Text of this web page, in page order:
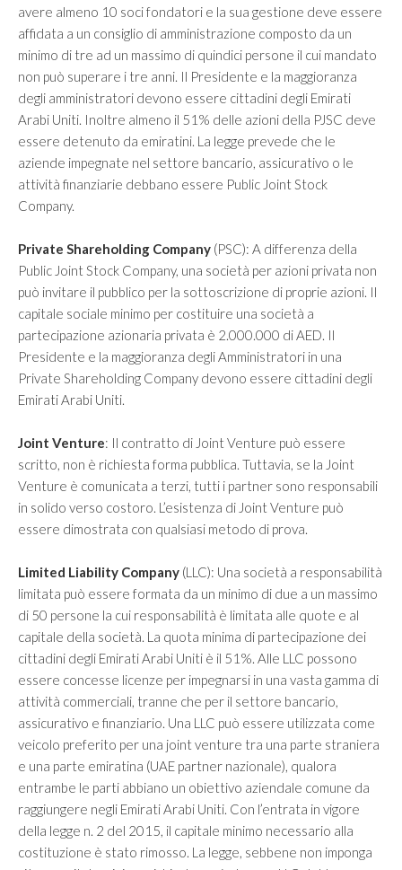
avere almeno 10 soci fondatori e la sua gestione deve essere
affidata a un consiglio di amministrazione composto da un
minimo di tre ad un massimo di quindici persone il cui mandato
non può superare i tre anni. Il Presidente e la maggioranza
degli amministratori devono essere cittadini degli Emirati
Arabi Uniti. Inoltre almeno il 51% delle azioni della PJSC deve
essere detenuto da emiratini. La legge prevede che le
aziende impegnate nel settore bancario, assicurativo o le
attività finanziarie debbano essere Public Joint Stock
Company.
Private Shareholding Company (PSC): A differenza della
Public Joint Stock Company, una società per azioni privata non
può invitare il pubblico per la sottoscrizione di proprie azioni. Il
capitale sociale minimo per costituire una società a
partecipazione azionaria privata è 2.000.000 di AED. Il
Presidente e la maggioranza degli Amministratori in una
Private Shareholding Company devono essere cittadini degli
Emirati Arabi Uniti.
Joint Venture: Il contratto di Joint Venture può essere
scritto, non è richiesta forma pubblica. Tuttavia, se la Joint
Venture è comunicata a terzi, tutti i partner sono responsabili
in solido verso costoro. L’esistenza di Joint Venture può
essere dimostrata con qualsiasi metodo di prova.
Limited Liability Company (LLC): Una società a responsabilità
limitata può essere formata da un minimo di due a un massimo
di 50 persone la cui responsabilità è limitata alle quote e al
capitale della società. La quota minima di partecipazione dei
cittadini degli Emirati Arabi Uniti è il 51%. Alle LLC possono
essere concesse licenze per impegnarsi in una vasta gamma di
attività commerciali, tranne che per il settore bancario,
assicurativo e finanziario. Una LLC può essere utilizzata come
veicolo preferito per una joint venture tra una parte straniera
e una parte emiratina (UAE partner nazionale), qualora
entrambe le parti abbiano un obiettivo aziendale comune da
raggiungere negli Emirati Arabi Uniti. Con l’entrata in vigore
della legge n. 2 del 2015, il capitale minimo necessario alla
costituzione è stato rimosso. La legge, sebbene non imponga